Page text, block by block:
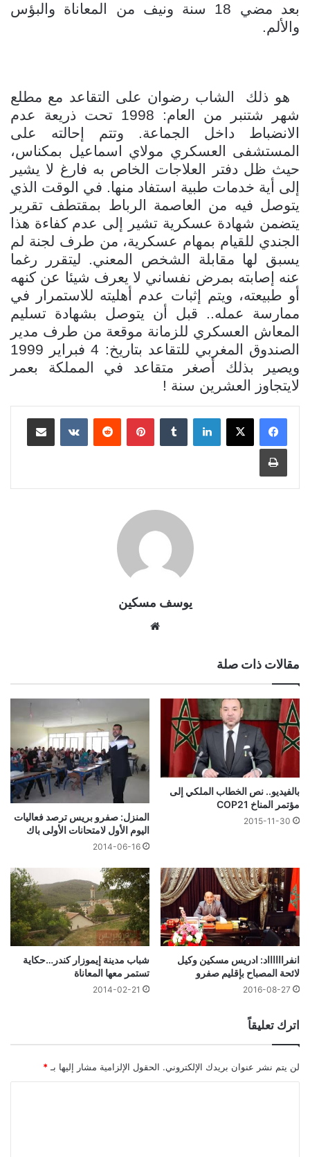
بعد مضي 18 سنة ونيف من المعاناة والبؤس
والألم.
هو ذلك الشاب رضوان على التقاعد مع مطلع
شهر شتنبر من العام: 1998 تحت ذريعة عدم
الانضباط داخل الجماعة. وتتم إحالته على
المستشفى العسكري مولاي اسماعيل بمكناس،
حيث ظل دفتر العلاجات الخاص به فارغ لا يشير
إلى أية خدمات طبية استفاد منها. في الوقت الذي
يتوصل فيه من العاصمة الرباط بمقتطف تقرير
يتضمن شهادة عسكرية تشير إلى عدم كفاءة هذا
الجندي للقيام بمهام عسكرية، من طرف لجنة لم
يسبق لها مقابلة الشخص المعني. ليتقرر رغما
عنه إصابته بمرض نفساني لا يعرف شيئا عن كنهه
أو طبيعته، ويتم إثبات عدم أهليته للاستمرار في
ممارسة عمله.. قبل أن يتوصل بشهادة تسليم
المعاش العسكري للزمانة موقعة من طرف مدير
الصندوق المغربي للتقاعد بتاريخ: 4 فبراير 1999
ويصير بذلك أصغر متقاعد في المملكة بعمر
لايتجاوز العشرين سنة !
لينكدإن بينتيريست مشاركة عبر البريد
طباعة
يوسف مسكين
مقالات ذات صلة
بالفيديو.. نص الخطاب الملكي إلى
مؤتمر المناخ COP21
2015-11-30
المنزل: صفرو بريس ترصد فعاليات
اليوم الأول لامتحانات الأولى باك
2014-06-16
انفرااااااد: ادريس مسكين وكيل
لائحة المصباح بإقليم صفرو
2016-08-27
شباب مدينة إيموزار كندر…حكاية
تستمر معها المعاناة
2014-02-21
اترك تعليقاً
لن يتم نشر عنوان بريدك الإلكتروني. الحقول الإلزامية مشار إليها بـ *